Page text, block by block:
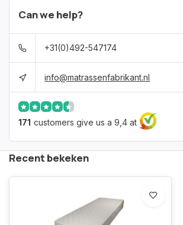
Can we help?
+31(0)492-547174
info@matrassenfabrikant.nl
171 customers give us a 9,4 at
Recent bekeken